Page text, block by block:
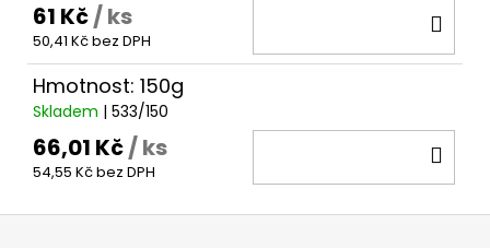
61 Kč/ ks
50,41 Kč bez DPH
Hmotnost: 150g
Skladem | 533/150
66,01 Kč/ ks
54,55 Kč bez DPH
Z